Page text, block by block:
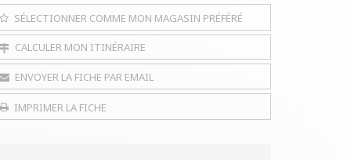
SÉLECTIONNER COMME MON MAGASIN PRÉFÉRÉ
CALCULER MON ITINÉRAIRE
ENVOYER LA FICHE PAR EMAIL
IMPRIMER LA FICHE